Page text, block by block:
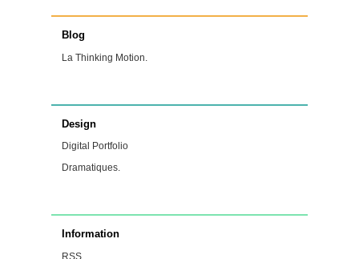
Blog
La Thinking Motion.
Design
Digital Portfolio
Dramatiques.
Information
RSS